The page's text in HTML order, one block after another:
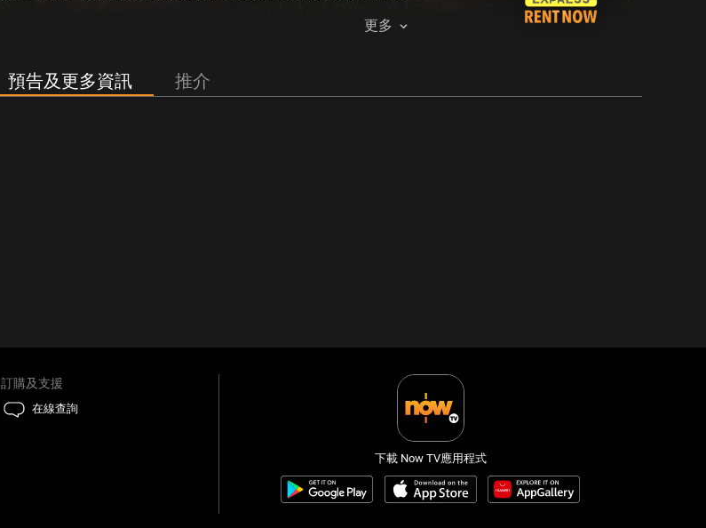
更多
預告及更多資訊 推介
訂購及支援
在線查詢
下載 Now TV應用程式